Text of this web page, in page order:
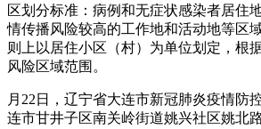
区划分标准：病例和无症状感染者居住
情传播风险较高的工作地和活动地等区
则上以居住小区（村）为单位划定，根
风险区域范围。
月22日，辽宁省大连市新冠肺炎疫情防
连市甘井子区南关岭街道姚兴社区姚北